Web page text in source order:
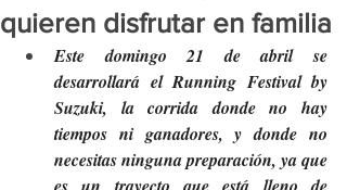
quieren disfrutar en familia
Este domingo 21 de abril se
desarrollará el Running Festival by
Suzuki, la corrida donde no hay
tiempos ni ganadores, y donde no
necesitas ninguna preparación, ya que